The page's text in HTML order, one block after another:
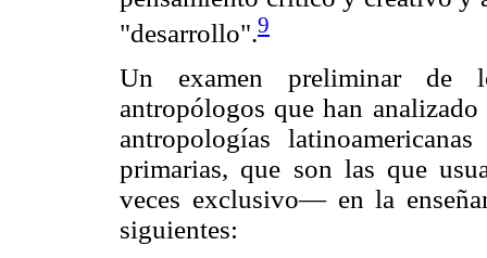
"desarrollo".9
Un examen preliminar de
antropólogos que han
antropologías
primarias, que son las que
veces exclusivo— en la
siguientes: